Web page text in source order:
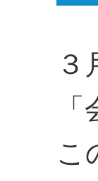
３
こ